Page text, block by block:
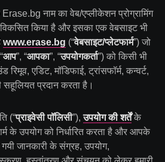
नाम का वेब/एप्लीकेशन प्रोग्रामिंग
किया है और इसका एक वेबसाइट भी
www.erase.bg (“वेबसाइट/प्लेटफार्म”) जो
आप”, “आपका”, “उपयोगकर्ता”) को किसी भी
रिमूव, एडिट, मॉडिफाई, ट्रांसफॉर्म, कन्वर्ट,
प्रदान करता है।
(“प्राइवेसी पॉलिसी”),उपयोग की शर्तेंके
के उपयोग को निर्धारित करता है और आपके
गयी जानकारी के संग्रह, उपयोग,